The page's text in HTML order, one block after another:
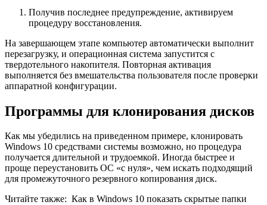
Получив последнее предупреждение, активируем
процедуру восстановления.
На завершающем этапе компьютер автоматически выполнит
перезагрузку, и операционная система запустится с
твердотельного накопителя. Повторная активация
выполняется без вмешательства пользователя после проверки
аппаратной конфигурации.
Программы для клонирования дисков
Как мы убедились на приведенном примере, клонировать
Windows 10 средствами системы возможно, но процедура
получается длительной и трудоемкой. Иногда быстрее и
проще переустановить ОС «с нуля», чем искать подходящий
для промежуточного резервного копирования диск.
Читайте также: Как в Windows 10 показать скрытые папки